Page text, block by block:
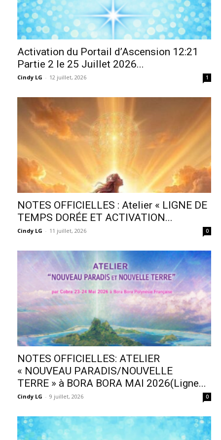
Activation du Portail d’Ascension 12:21
Partie 2 le 25 Juillet 2026...
Cindy LG - 12 juillet, 2026 1
NOTES OFFICIELLES : Atelier « LIGNE DE
TEMPS DORÉE ET ACTIVATION...
Cindy LG - 11 juillet, 2026 0
NOTES OFFICIELLES: ATELIER
« NOUVEAU PARADIS/NOUVELLE
TERRE » à BORA BORA MAI 2026(Ligne...
Cindy LG - 9 juillet, 2026 0